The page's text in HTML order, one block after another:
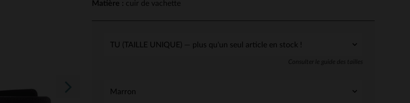
Matière : cuir de vachette
Consulter le guide des tailles